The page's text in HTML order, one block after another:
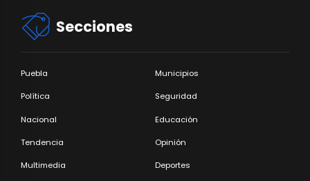
Secciones
Puebla Municipios
Política Seguridad
Nacional Educación
Tendencia Opinión
Multimedia Deportes